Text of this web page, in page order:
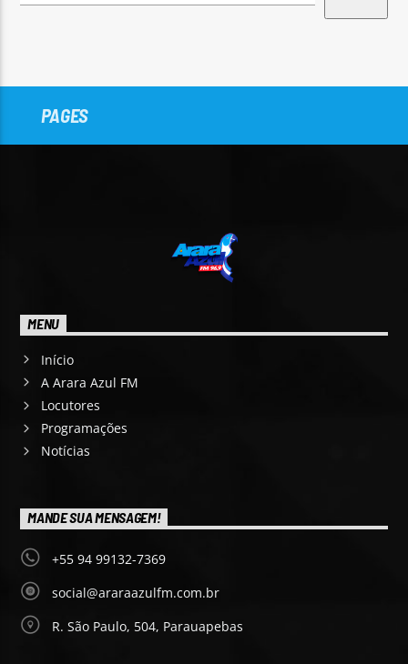
PAGES
MENU
Início
A Arara Azul FM
Locutores
Programações
Notícias
MANDE SUA MENSAGEM!
+55 94 99132-7369
social@araraazulfm.com.br
R. São Paulo, 504, Parauapebas